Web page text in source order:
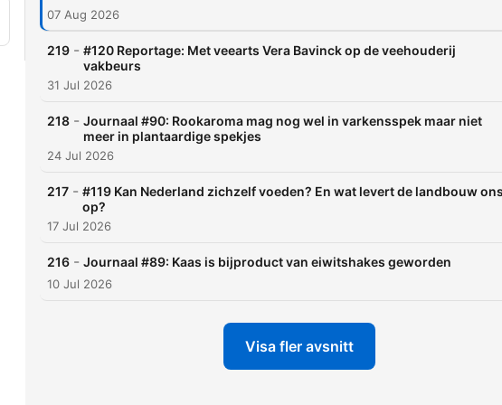
plantaardige samenleving.
07 Aug 2026
219 - #120 Reportage: Met veearts Vera Bavinck op de veehouderij
vakbeurs
31 Jul 2026
218 - Journaal #90: Rookaroma mag nog wel in varkensspek maar niet
meer in plantaardige spekjes
24 Jul 2026
217 - #119 Kan Nederland zichzelf voeden? En wat levert de landbouw
op?
17 Jul 2026
216 - Journaal #89: Kaas is bijproduct van eiwitshakes geworden
10 Jul 2026
Visa fler avsnitt